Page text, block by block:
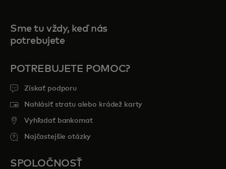
Sme tu vždy, keď nás
potrebujete
POTREBUJETE POMOC?
Získať podporu
Nahlásiť stratu alebo krádež karty
Vyhľadať bankomat
Najčastejšie otázky
SPOLOČNOSŤ